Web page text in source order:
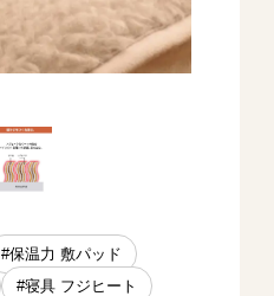
#保温力 敷パッド
#寝具 フジヒート